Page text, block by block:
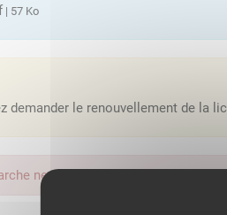
| 57 Ko
demander le renouvellement de la
ne vous est pas autorisé. Afin